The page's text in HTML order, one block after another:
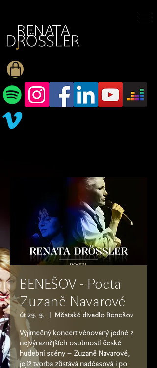
BENEŠOV - Pocta
Zuzaně Navarové
út 29. 9. Městské divadlo Benešov
Výjimečný koncert věnovaný jedné z
nejvýraznějších osobností české
hudební scény – Zuzaně Navarové,
jejíž tvorba zůstává nadčasová i po